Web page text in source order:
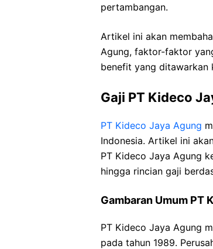
pertambangan.
Artikel ini akan
Agung, faktor-faktor
benefit yang ditawarkan
Gaji PT Kideco
PT Kideco Jaya Agung
Indonesia. Artikel ini
PT Kideco Jaya Agung
hingga rincian gaji
Gambaran Umum PT
PT Kideco Jaya Agung
pada tahun 1989.